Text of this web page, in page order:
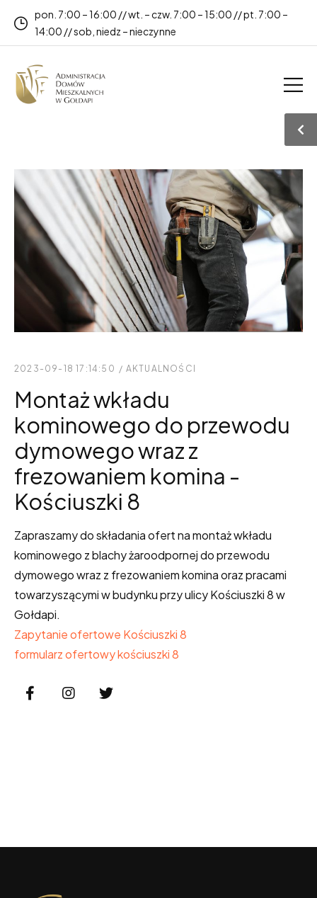
pon. 7:00 – 16:00 // wt. – czw. 7:00 – 15:00 // pt. 7:00 –
14:00 // sob, niedz – nieczynne
2023-09-18 17:14:50 / AKTUALNOŚCI
Montaż wkładu
kominowego do przewodu
dymowego wraz z
frezowaniem komina -
Kościuszki 8
Zapraszamy do składania ofert na montaż wkładu
kominowego z blachy żaroodpornej do przewodu
dymowego wraz z frezowaniem komina oraz pracami
towarzyszącymi w budynku przy ulicy Kościuszki 8 w
Gołdapi.
Zapytanie ofertowe Kościuszki 8
formularz ofertowy kościuszki 8